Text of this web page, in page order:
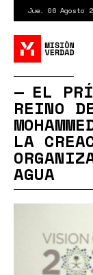
contenido
principal
Jue. 06 Agosto
EL
REINO
LA
AGUA